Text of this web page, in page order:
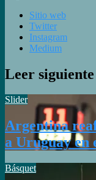
Sitio web
Twitter
Instagram
Medium
Leer
Slider
Argentina
a Uruguay en
Básquet